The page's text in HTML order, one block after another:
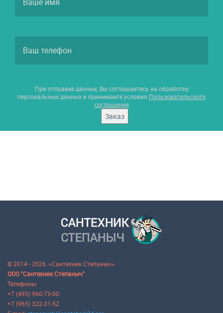
При отправке данных, Вы соглашаетесь на обработку
персональных данных и принимаете условия Пользовательского
соглашения
Заказ
© 2014 - 2026. «Сантехник Степаныч».
ООО "Сантехник Степаныч"
Телефоны:
+7 (495) 960-73-00
+7 (965) 322-31-52